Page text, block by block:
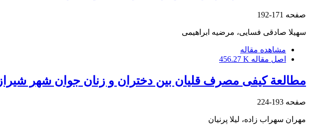
صفحه 171-192
سهیلا صادقی فسایی، مرضیه ابراهیمی
مشاهده مقاله
اصل مقاله 456.27 K
مطالعة کیفی مصرف قلیان بین دختران و زنان جوان شهر شیراز
صفحه 193-224
مهران سهراب زاده، لیلا پرنیان